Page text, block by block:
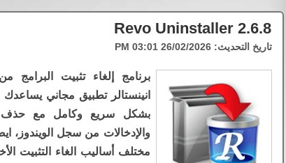
Revo Uninstaller 2.6.8
تاريخ التحديث:26/02/2026 03:01 PM
برنامج إلغاء تثبيت البرامج
انينستالر تطبيق مجاني يساعدك
بشكل سريع وكامل مع حذف
والإدخالات من سجل الويندوز،
مختلف أساليب الغاء التثبيت